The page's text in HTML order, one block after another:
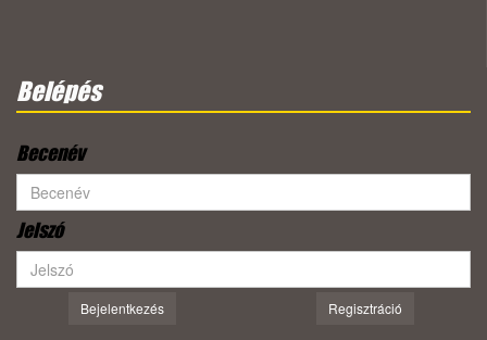
Belépés
Becenév
Jelszó
Bejelentkezés Regisztráció